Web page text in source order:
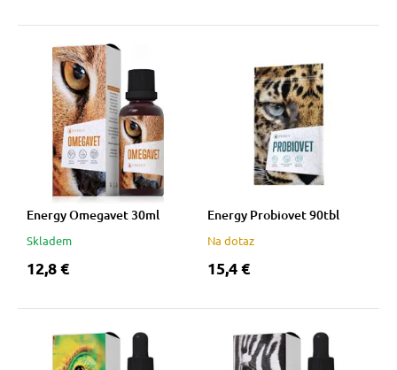
Energy Omegavet 30ml
Skladem
12,8 €
Energy Probiovet 90tbl
Na dotaz
15,4 €